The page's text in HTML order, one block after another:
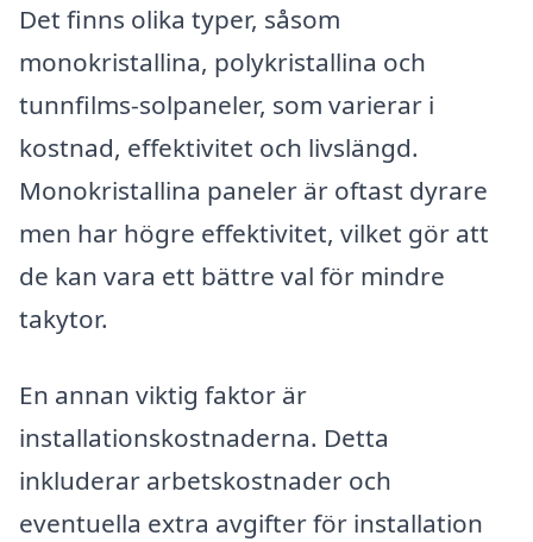
Det finns olika typer, såsom
monokristallina, polykristallina och
tunnfilms-solpaneler, som varierar i
kostnad, effektivitet och livslängd.
Monokristallina paneler är oftast dyrare
men har högre effektivitet, vilket gör att
de kan vara ett bättre val för mindre
takytor.
En annan viktig faktor är
installationskostnaderna. Detta
inkluderar arbetskostnader och
eventuella extra avgifter för installation